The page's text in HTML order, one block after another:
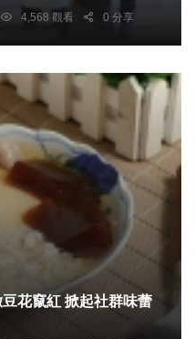
4,568 觀看 0 分享
花竄紅 掀起社群味蕾